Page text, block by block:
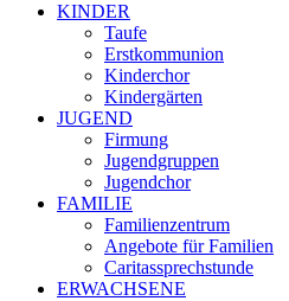
KINDER
Taufe
Erstkommunion
Kinderchor
Kindergärten
JUGEND
Firmung
Jugendgruppen
Jugendchor
FAMILIE
Familienzentrum
Angebote für Familien
Caritassprechstunde
ERWACHSENE